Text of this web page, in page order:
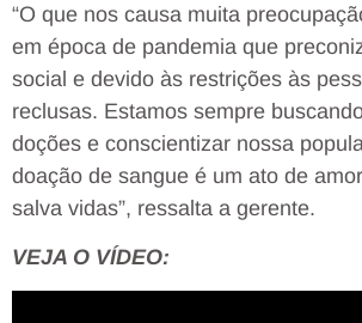
“O que nos causa muita
em época de pandemia que
social e devido às restrições às
reclusas. Estamos sempre
doções e conscientizar nossa
doação de sangue é um ato de
salva vidas”, ressalta a gerente.
VEJA O VÍDEO: